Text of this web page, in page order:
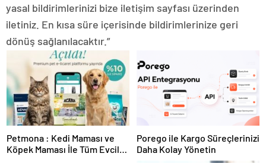
yasal bildirimlerinizi bize iletişim sayfası üzerinden
iletiniz. En kısa süre içerisinde bildirimlerinize geri
dönüş sağlanılacaktır.”
Petmona : Kedi Maması ve
Köpek Maması İle Tüm Evcil
Porego ile Kargo Süreçlerinizi
Daha Kolay Yönetin